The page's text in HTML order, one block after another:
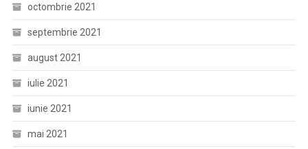
octombrie 2021
septembrie 2021
august 2021
iulie 2021
iunie 2021
mai 2021